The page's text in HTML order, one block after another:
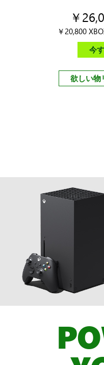
￥
￥20,800
今
欲しい物